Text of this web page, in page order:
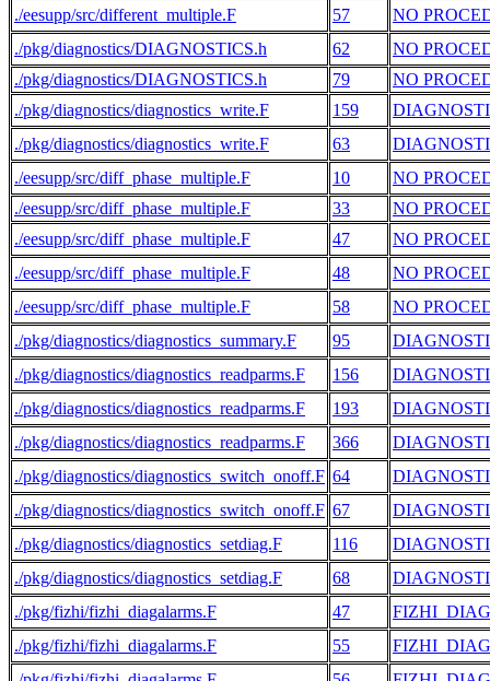
./eesupp/src/different_multiple.F
57
NO
./pkg/diagnostics/DIAGNOSTICS.h
62
NO
./pkg/diagnostics/DIAGNOSTICS.h
79
NO
./pkg/diagnostics/diagnostics_write.F
159
./pkg/diagnostics/diagnostics_write.F
63
./eesupp/src/diff_phase_multiple.F
10
NO
./eesupp/src/diff_phase_multiple.F
33
NO
./eesupp/src/diff_phase_multiple.F
47
NO
./eesupp/src/diff_phase_multiple.F
48
NO
./eesupp/src/diff_phase_multiple.F
58
NO
./pkg/diagnostics/diagnostics_summary.F
95
./pkg/diagnostics/diagnostics_readparms.F
156
./pkg/diagnostics/diagnostics_readparms.F
193
./pkg/diagnostics/diagnostics_readparms.F
366
./pkg/diagnostics/diagnostics_switch_onoff.F 64
./pkg/diagnostics/diagnostics_switch_onoff.F 67
./pkg/diagnostics/diagnostics_setdiag.F
116
./pkg/diagnostics/diagnostics_setdiag.F
68
./pkg/fizhi/fizhi_diagalarms.F
47
./pkg/fizhi/fizhi_diagalarms.F
55